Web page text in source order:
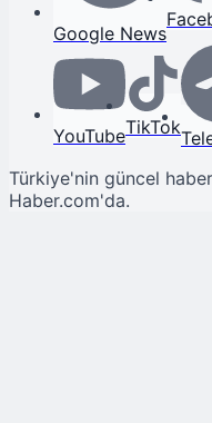
Google News
YouTubeTikTok
Türkiye'nin güncel
Haber.com'da.